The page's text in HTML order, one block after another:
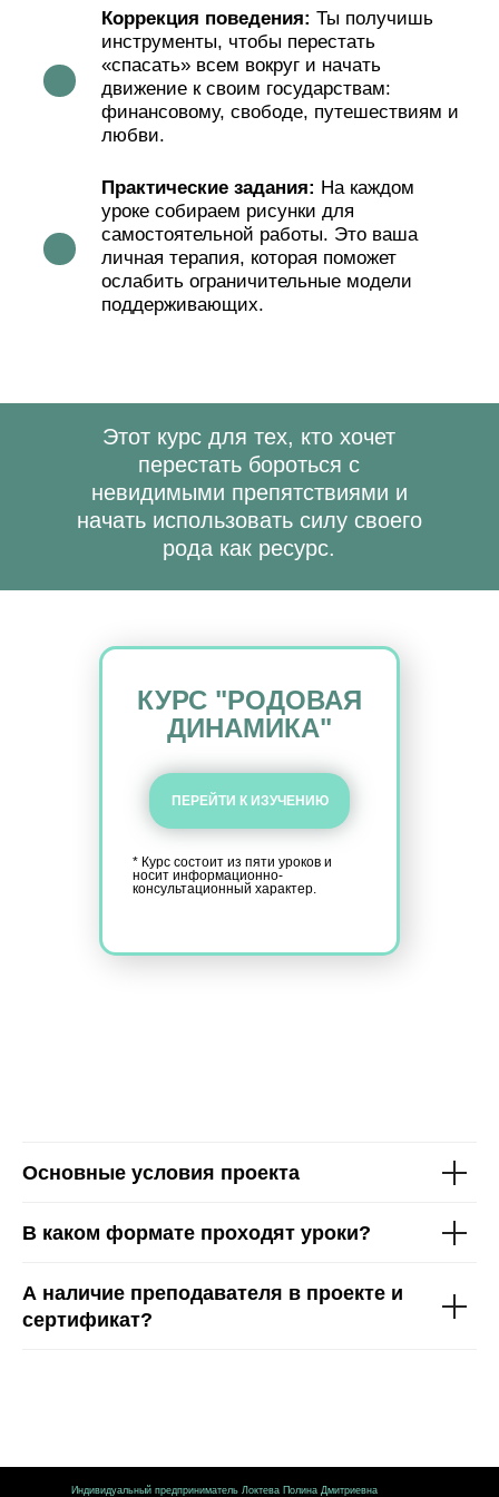
КУРС "РОДОВАЯ
ДИНАМИКА"
ПЕРЕЙТИ К ИЗУЧЕНИЮ
* Курс состоит из пяти уроков и
носит информационно-
консультационный характер.
Основные условия проекта
В каком формате проходят уроки?
А наличие преподавателя в проекте и
сертификат?
Индивидуальный предприниматель Локтева Полина Дмитриевна